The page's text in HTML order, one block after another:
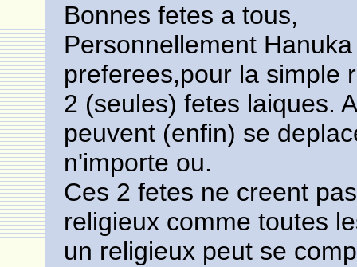
Bonnes fetes a tous,
Personnellement
preferees,pour la simple
2 (seules) fetes laiques.
peuvent (enfin) se
n'importe ou.
Ces 2 fetes ne creent
religieux comme toutes
un religieux peut se